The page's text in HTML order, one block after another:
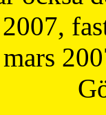
2007,
mars